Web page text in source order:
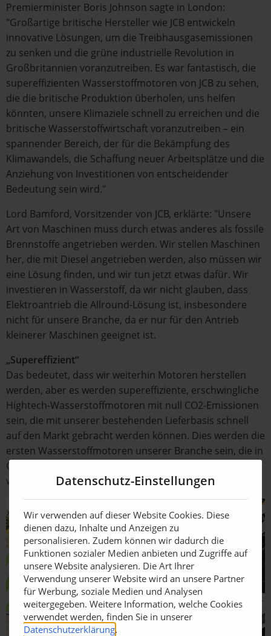
Premierminister Boris Johnson sagte in London:
"Großartige britische Hersteller wie JCB entwickeln
innovative Lösungen, um die Treibhausgasemissionen
zu senken und die grüne industrielle Revolution in
Großbritannien voranzutreiben. Es war fantastisch, die
supereffizienten Wasserstoffmotoren von JCB zu sehen,
die die britische Produktion überholen, uns helfen
könnten, unsere Klimaziele schnell zu erreichen und die
britische Wasserstoffwirtschaft voranzutreiben – ein
spannender Bereich, der für die Bekämpfung des
Klimawandels, die Schaffung neuer Arbeitsplätze und die
Anziehung von Investitionen von entscheidender
Bedeutung sein wird."
Lord Bamford, Vorsitzender von JCB, erklärte: "Unsere
Art von Maschinen muss durch etwas anderes als fossile
Brennstoffe angetrieben werden. Wir stellen Maschinen
her, die mit Diesel angetrieben werden, also müssen wir
eine Lösung finden, und wir tun jetzt etwas dafür. Wir
investieren in Wasserstoff, da wir nicht glauben, dass
Elektroantrieb die Allround-Lösung ist, insbesondere
nicht für unsere Branche, da er nur für den Antrieb
kleinerer Maschinen geeignet ist.
„Supereffizient“
Das bedeutet, dass wir weiterhin Motoren herstellen
werden, aber es werden supereffiziente, erschwingliche
Hightech-Wasserstoffmotoren mit null CO2-Emissionen
sein, die mit unserer bestehenden Lieferbasis schnell
auf den Markt gebracht werden können. Dies werden die
ersten Wasserstoffmotoren unserer Branche sein, die in
Großbritannien von britischen Ingenieuren entwickelt
werden.“
Datenschutz-Einstellungen
Wir verwenden auf dieser Website Cookies. Diese
dienen dazu, Inhalte und Anzeigen zu
personalisieren. Zudem können wir dadurch die
Funktionen sozialer Medien anbieten und Zugriffe auf
unsere Website analysieren. Die Art Ihrer
Verwendung unserer Website wird an unsere Partner
für Werbung, soziale Medien und Analysen
weitergegeben. Weitere Information, welche Cookies
verwendet werden, finden Sie in unserer
Datenschutzerklärung.